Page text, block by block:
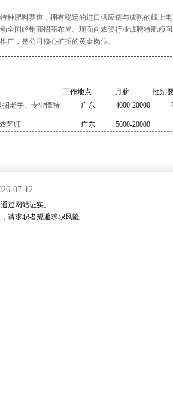
种肥料赛道，拥有稳定的进口供应链与成熟的线上
全国经销商招商布局。现面向农资行业诚聘特肥顾
广，是公司核心扩招的黄金岗位。
工作地点 月薪
性别
老手、专业懂特
广东 4000-20000
艺师 广东 5000-20000
07-12
过网站证实。
请求职者规避求职风险